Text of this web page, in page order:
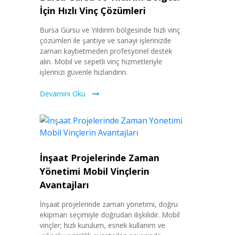
İçin Hızlı Vinç Çözümleri
Bursa Gürsu ve Yıldırım bölgesinde hızlı vinç
çözümleri ile şantiye ve sanayi işlerinizde
zaman kaybetmeden profesyonel destek
alın. Mobil ve sepetli vinç hizmetleriyle
işlerinizi güvenle hızlandırın.
Devamını Oku
İnşaat Projelerinde Zaman
Yönetimi Mobil Vinçlerin
Avantajları
İnşaat projelerinde zaman yönetimi, doğru
ekipman seçimiyle doğrudan ilişkilidir. Mobil
vinçler; hızlı kurulum, esnek kullanım ve